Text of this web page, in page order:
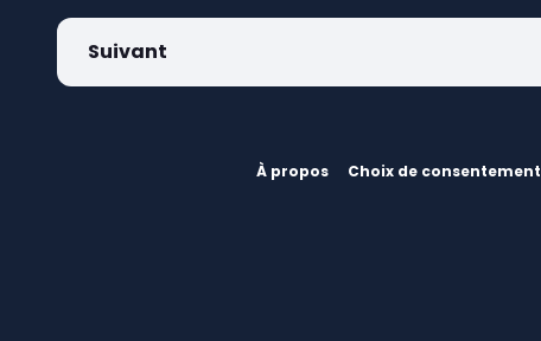
Suivant
À propos Choix de consentement